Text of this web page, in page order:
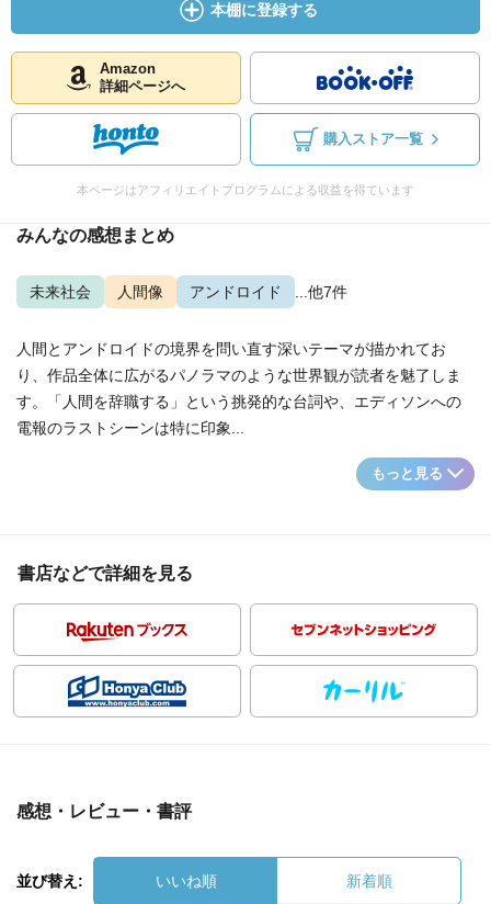
本棚に登録する
Amazon
詳細ページへ
購入ストア一覧
本ページはアフィリエイトプログラムによる収益を得ています
みんなの感想まとめ
未来社会 人間像 アンドロイド ...他7件
人間とアンドロイドの境界を問い直す深いテーマが描かれてお
り、作品全体に広がるパノラマのような世界観が読者を魅了しま
す。「人間を辞職する」という挑発的な台詞や、エディソンへの
電報のラストシーンは特に印象...
もっと見る
書店などで詳細を見る
感想・レビュー・書評
並び替え: いいね順 新着順